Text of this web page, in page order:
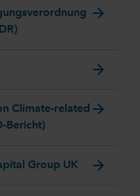
arrow_forward
arrow_forward
Climate-related
Bericht)
arrow_forward
Group UK arrow_forward